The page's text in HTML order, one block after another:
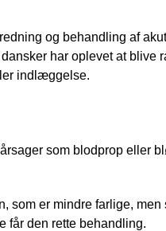
og behandling af
har oplevet at blive
indlæggelse.
som blodprop eller
som er mindre farlige, men
får den rette behandling.